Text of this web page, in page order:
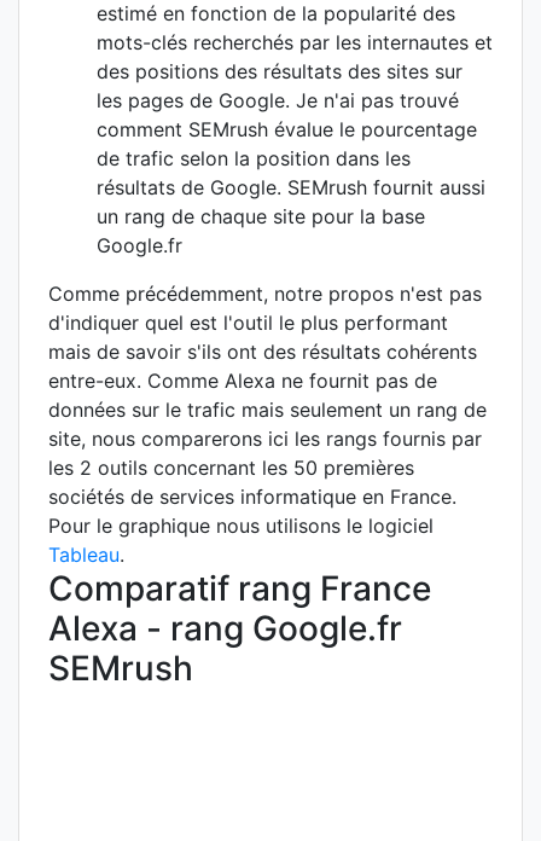
estimé en fonction de la popularité des
mots-clés recherchés par les internautes et
des positions des résultats des sites sur
les pages de Google. Je n'ai pas trouvé
comment SEMrush évalue le pourcentage
de trafic selon la position dans les
résultats de Google. SEMrush fournit aussi
un rang de chaque site pour la base
Google.fr
Comme précédemment, notre propos n'est pas
d'indiquer quel est l'outil le plus performant
mais de savoir s'ils ont des résultats cohérents
entre-eux. Comme Alexa ne fournit pas de
données sur le trafic mais seulement un rang de
site, nous comparerons ici les rangs fournis par
les 2 outils concernant les 50 premières
sociétés de services informatique en France.
Pour le graphique nous utilisons le logiciel
Tableau.
Comparatif rang France
Alexa - rang Google.fr
SEMrush